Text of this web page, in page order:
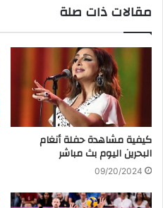
مقالات ذات صلة
كيفية مشاهدة حفلة أنغام
البحرين اليوم بث مباشر
09/20/2024